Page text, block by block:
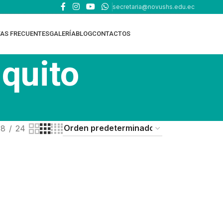
secretaria@novushs.edu.ec
FRECUENTESGALERÍABLOGCONTACTOS
24